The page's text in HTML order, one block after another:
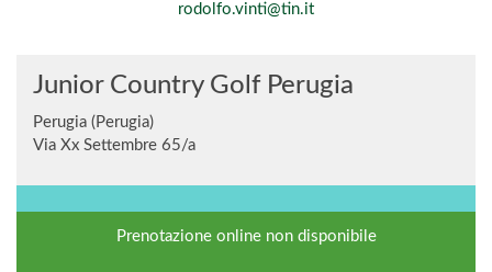
rodolfo.vinti@tin.it
Junior Country Golf Perugia
Perugia (Perugia)
Via Xx Settembre 65/a
Prenotazione online non disponibile